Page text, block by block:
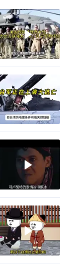
泰国一女公务员妆容引争议 本人回应
150.80元/股
强有力
大梁